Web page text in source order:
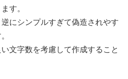
す。
にシンプルすぎて偽造されやす
文字数を考慮して作成すること